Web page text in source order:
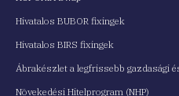
Hivatalos BUBOR fixingek
Hivatalos BIRS fixingek
Ábrakészlet a legfrissebb gazdasági
Növekedési Hitelprogram (NHP)